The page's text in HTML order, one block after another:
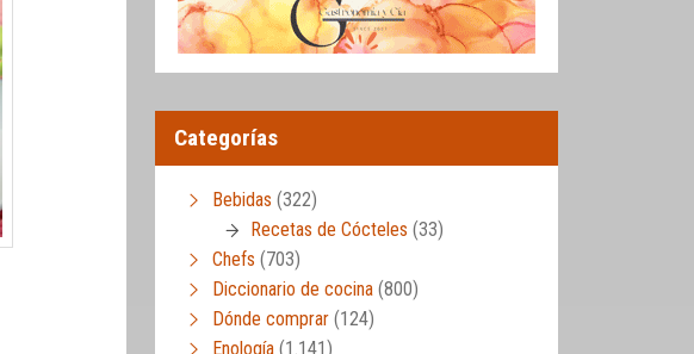
Categorías
Bebidas (322)
Recetas de Cócteles (33)
Chefs (703)
Diccionario de cocina (800)
Dónde comprar (124)
Enología (1.141)